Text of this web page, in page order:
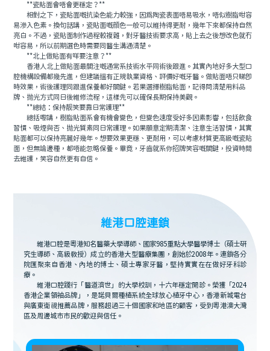
**瓷貼面會唔會更穩定？**
相對之下，瓷貼面嘅抗染色能力較強，因爲陶瓷表面唔易吸水，唔似樹脂咁容
易滲入色素。換句話講，瓷貼面嘅顔色一般可以維持得更耐，幾年下來都保持自然
亮白。不過，瓷貼面制作過程較複雜，對牙醫技術要求高，貼上去之後想改色就冇
咁容易，所以前期選色時需要同醫生溝通清楚。
**北上做貼面有咩要注意？**
香港人北上做貼面最關注嘅通常系技術水平同術後跟進。其實內地好多大型口
腔機構設備都幾先進，但建議搵有正規執業資格、評價好嘅牙醫。做貼面唔只睇即
時效果，術後護理同跟進保養都好關鍵。若果選擇樹脂貼面，記得問清楚用料品
牌、抛光方式同日後維修流程，這樣先可以確保長期保持美觀。
**總結：保持靓笑要靠日常護理**
總括嚟講，樹脂貼面系會有機會變色，但變色速度受好多因素影響，包括飲食
習慣、吸煙與否、抛光質素同日常護理。如果願意定期清潔、注意生活習慣，其實
貼面都可以保持亮麗好幾年。想要效果更穩、更耐用，可以考慮材質更高級嘅瓷貼
面，但無論邊種，都唔能忽略保養。畢竟，牙齒就系你招牌笑容嘅關鍵，投資時間
去維護，笑容自然更有自信。
維港口腔連鎖
維港口腔是粵港知名醫藥大學導師、國家985重點大學醫學博士（碩士研
究生導師、高級教授）成立的香港大型醫療集團，創始於2008年。連鎖各分
院匯聚來自香港、內地的博士、碩士專家牙醫，堅持實實在在做好牙科診
療。
維港口腔踐行「醫道濟世」的大學校訓，十六年穩定開診。榮獲「2024
香港企業領袖品牌」，是諾貝爾種植系統全球放心植牙中心，香港新城電台
與廣東衛視推薦品牌，服務超過三十個國家和地區的顧客，受到粵港澳大灣
區及周邊城市市民的歡迎與信任。